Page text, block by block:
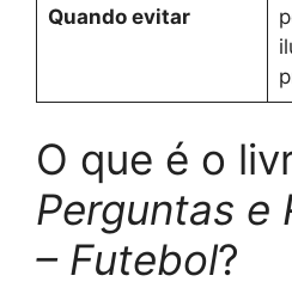
Quando evitar
O que é o
Perguntas e
– Futebol?